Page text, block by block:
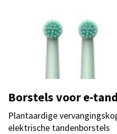
Borstels voor e-
Plantaardige
elektrische tandenborstels